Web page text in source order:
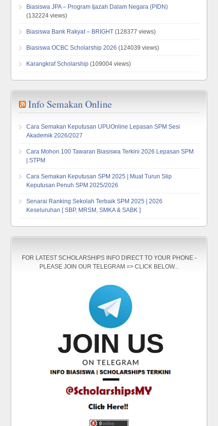
Biasiswa JPA – Program Ijazah Dalam Negara (PIDN)
(132224 views)
Biasiswa Bank Rakyat – BRIGHT (128377 views)
Biasiswa OCBC Scholarship 2026 (124039 views)
Karangkraf Scholarship (109004 views)
Info Semakan Online
Cara Semakan Keputusan UPUOnline Lepasan SPM Sesi
Akademik 2026/2027
Cara Mohon 100 Tawaran Biasiswa Terkini 2026 Lepasan SPM
| STPM
Cara Semakan Keputusan SPM 2025 | Muat Turun Slip
Keputusan Penuh SPM 2025/2026
Senarai Ranking Sekolah Terbaik SPM 2025 | 2026
Keseluruhan [ SBP, MRSM, SMKA & SABK ]
FOR LATEST SCHOLARSHIPS INFO DIRECT TO YOUR PHONE -
PLEASE JOIN OUR TELEGRAM => CLICK BELOW...